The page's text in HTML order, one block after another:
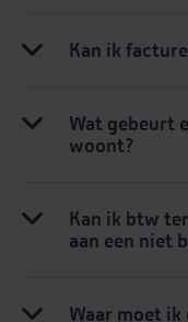
Kan ik
Wat gebeurt
woont?
Kan ik btw
aan een niet
Waar moet ik